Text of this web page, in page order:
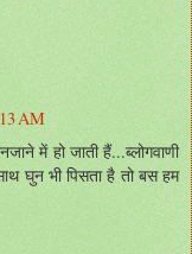
AM
में हो जाती हैं...ब्लोगवाणी
घुन भी पिसता है तो बस हम